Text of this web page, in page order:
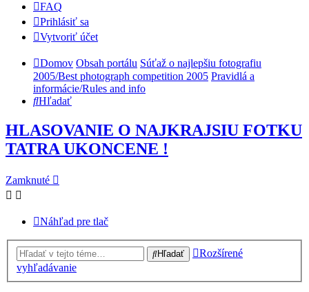
FAQ
Prihlásiť sa
Vytvoriť účet
Domov Obsah portálu Súťaž o najlepšiu fotografiu
2005/Best photograph competition 2005 Pravidlá a
informácie/Rules and info
Hľadať
HLASOVANIE O NAJKRAJSIU FOTKU
TATRA UKONCENE !
Zamknuté
Náhľad pre tlač
Hľadať
Rozšírené
vyhľadávanie